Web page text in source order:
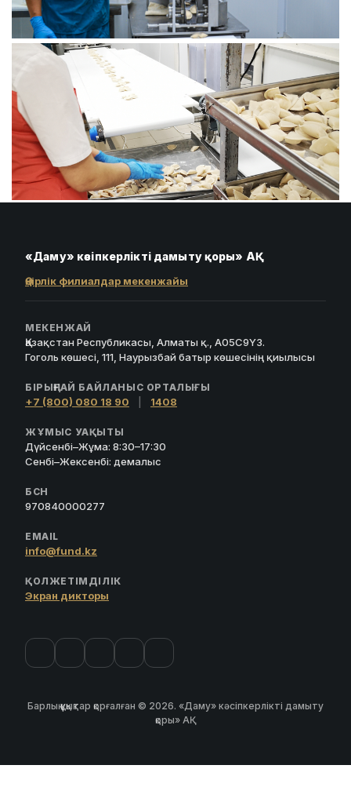
«Даму» кәсіпкерлікті дамыту қоры» АҚ
Өңірлік филиалдар мекенжайы
МЕКЕНЖАЙ
Қазақстан Республикасы, Алматы қ., A05C9Y3.
Гоголь көшесі, 111, Наурызбай батыр көшесінің қиылысы
БІРЫҢҒАЙ БАЙЛАНЫС ОРТАЛЫҒЫ
+7 (800) 080 18 90 1408
ЖҰМЫС УАҚЫТЫ
Дүйсенбі–Жұма: 8:30–17:30
Сенбі–Жексенбі: демалыс
БСН
970840000277
EMAIL
info@fund.kz
ҚОЛЖЕТІМДІЛІК
Экран дикторы
Барлық құқықтар қорғалған © 2026. «Даму» кәсіпкерлікті дамыту
қоры» АҚ